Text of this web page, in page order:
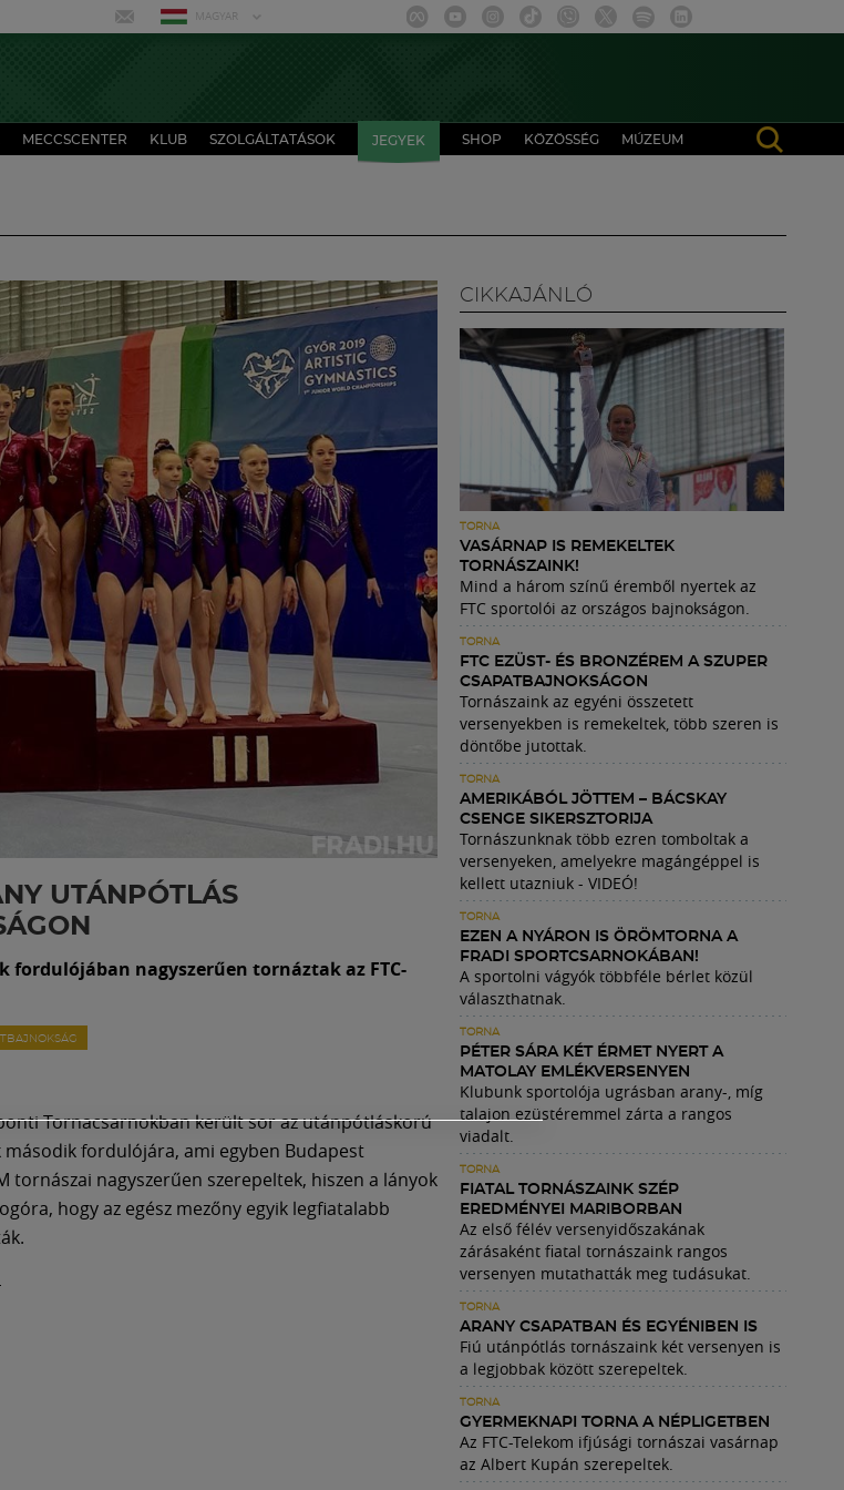
MAGYAR
MECCSCENTER KLUB SZOLGÁLTATÁSOK JEGYEK SHOP KÖZÖSSÉG MÚZEUM
UTÁNPÓTLÁS
fordulójában nagyszerűen tornáztak az FTC-
Tornacsarnokban került sor az utánpótláskorú
fordulójára, ami egyben Budapest
tornászai nagyszerűen szerepeltek, hiszen a lányok
hogy az egész mezőny egyik legfiatalabb
CIKKAJÁNLÓ
TORNA
VASÁRNAP IS REMEKELTEK
TORNÁSZAINK!
Mind a három színű éremből nyertek az
FTC sportolói az országos bajnokságon.
TORNA
FTC EZÜST- ÉS BRONZÉREM A SZUPER
CSAPATBAJNOKSÁGON
Tornászaink az egyéni összetett
versenyekben is remekeltek, több szeren is
döntőbe jutottak.
TORNA
AMERIKÁBÓL JÖTTEM – BÁCSKAY
CSENGE SIKERSZTORIJA
Tornászunknak több ezren tomboltak a
versenyeken, amelyekre magángéppel is
kellett utazniuk - VIDEÓ!
TORNA
EZEN A NYÁRON IS ÖRÖMTORNA A
FRADI SPORTCSARNOKÁBAN!
A sportolni vágyók többféle bérlet közül
választhatnak.
TORNA
PÉTER SÁRA KÉT ÉRMET NYERT A
MATOLAY EMLÉKVERSENYEN
Klubunk sportolója ugrásban arany-, míg
talajon ezüstéremmel zárta a rangos
viadalt.
TORNA
FIATAL TORNÁSZAINK SZÉP
EREDMÉNYEI MARIBORBAN
Az első félév versenyidőszakának
zárásaként fiatal tornászaink rangos
versenyen mutathatták meg tudásukat.
TORNA
ARANY CSAPATBAN ÉS EGYÉNIBEN IS
Fiú utánpótlás tornászaink két versenyen is
a legjobbak között szerepeltek.
TORNA
GYERMEKNAPI TORNA A NÉPLIGETBEN
Az FTC-Telekom ifjúsági tornászai vasárnap
az Albert Kupán szerepeltek.